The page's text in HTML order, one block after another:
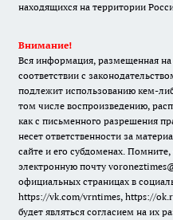
находящихся на территории
Внимание!
Вся информация, размещенная на
соответствии с
подлежит использованию кем-
том числе воспроизведению,
как с письменного разрешения
несет ответственности за
сайте и его субдоменах.
электронную почту
официальных страницах в
https://vk.com/vrntimes, https://
будет являться согласием на их